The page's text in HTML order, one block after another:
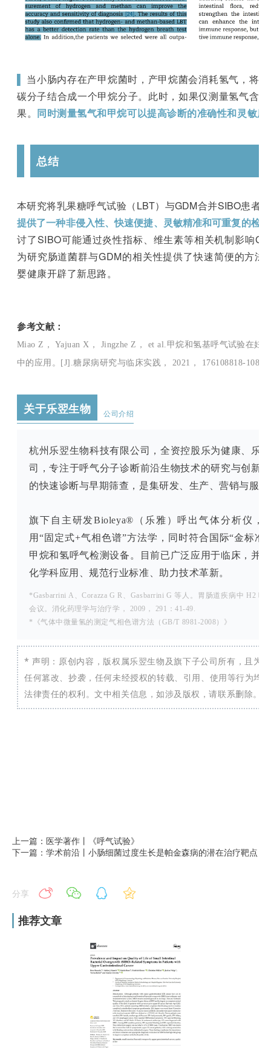
当小肠内存在产甲烷菌时，产甲烷菌会消耗氢气，将
碳分子结合成一个甲烷分子。此时，如果仅测量氢气含
果。 同时测量氢气和甲烷可以提高诊断的准确性和灵敏度
总结
本研究将乳果糖呼气试验（LBT）与GDM合并SIBO患者
提供了一种非侵入性、快速便捷、灵敏精准和可重复的检
讨了SIBO可能通过炎性指标、维生素等相关机制影响
为研究肠道菌群与GDM的相关性提供了快速简便的方法
婴健康开辟了新思路。
参考文献：
Miao Z， Yajuan X， Jingzhe Z， et al.甲烷和氢基呼气试验在妊
中的应用。[J].糖尿病研究与临床实践， 2021， 176108818-
关于乐翌生物 公司介绍
杭州乐翌生物科技有限公司，全资控股乐为健康、乐
司，专注于呼气分子诊断前沿生物技术的研究与创新
的快速诊断与早期筛查，是集研发、生产、营销与服
旗下自主研发Bioleya®（乐雅）呼出气体分析仪，
用“固定式+气相色谱”方法学，同时符合国际“金标准”
甲烷和氢呼气检测设备。目前已广泛应用于临床，并
化学科应用、规范行业标准、助力技术革新。
*Gasbarrini A、Corazza G R、Gasbarrini G 等人。胃肠道疾病中 H2
会议。消化药理学与治疗学， 2009， 291：41-49.
*《气体中微量氢的测定气相色谱方法（GB/T 8981-2008）》
* 声明：原创内容，版权属乐翌生物及旗下子公司所有，且为
任何篡改、抄袭，任何未经授权的转载、引用、使用等行为均
法律责任的权利。文中相关信息，如涉及版权，请联系删除。
上一篇：医学著作丨《呼气试验》
下一篇：学术前沿丨小肠细菌过度生长是帕金森病的潜在治疗靶点
分享
推荐文章